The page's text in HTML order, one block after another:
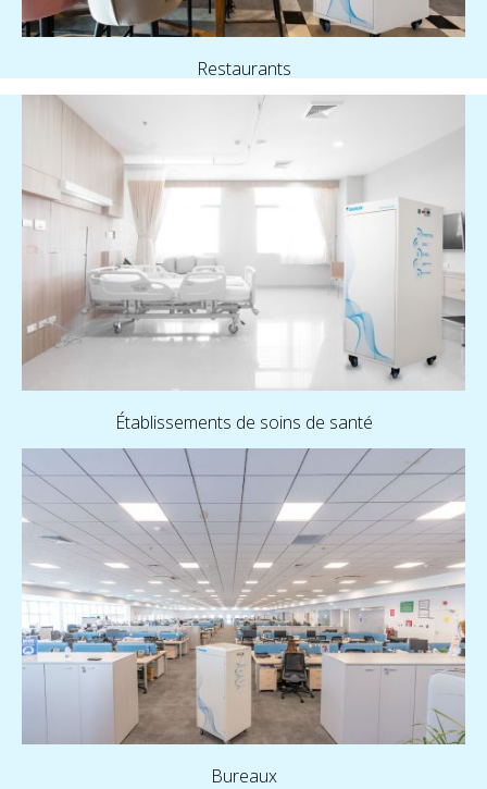
Restaurants
Établissements de soins de santé
Bureaux